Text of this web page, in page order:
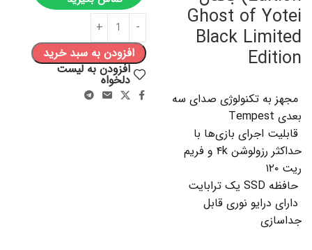
Ghost of Yotei
Black Limited
Edition
مجهز به تکنولوژی صدای سه
بعدی Tempest
قابلیت اجرای بازی‌ها با
حداکثر رزولوشن ۴k و فریم
ریت ۱۲۰
حافظه SSD یک ترابایت
دارای درایو نوری قابل
جداسازی
افزودن به سبد خرید
افزودن به لیست
دلخواه